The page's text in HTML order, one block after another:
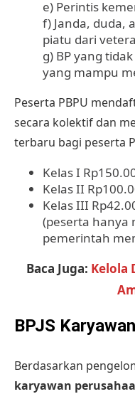
e) Perintis
f) Janda, duda,
piatu dari
g) BP yang
yang mampu
Peserta PBPU
secara kolektif dan
terbaru bagi peserta
Kelas I
Kelas II
Kelas III
(peserta hanya
pemerintah
Baca Juga: Kelola
BPJS Karyawan
Berdasarkan
karyawan